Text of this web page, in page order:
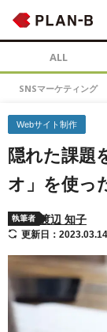
ALL
SNSマーケティング
Webサイト制作
隠れた課題
オ」を使っ
執筆者 渡辺 知子
更新日：2023.03.14